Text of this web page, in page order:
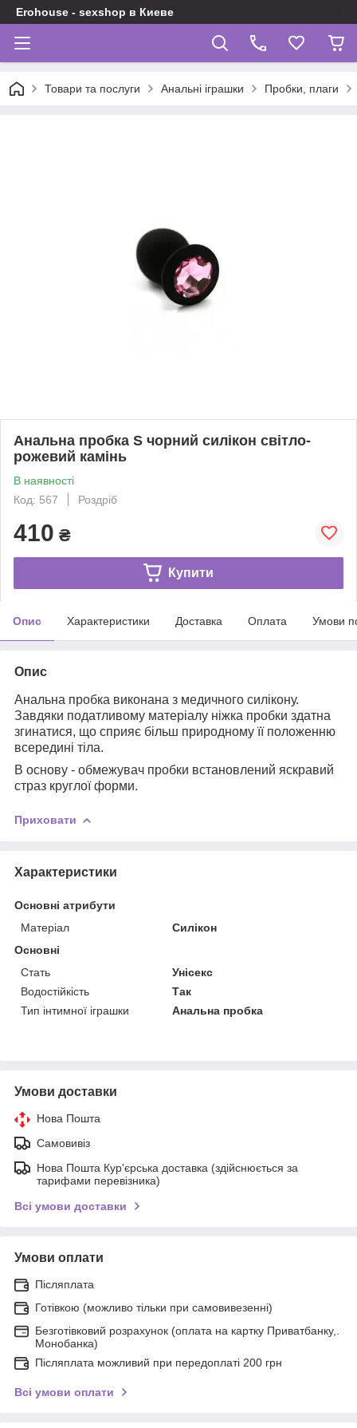
Erohouse - sexshop в Киеве
Товари та послуги Анальні іграшки Пробки, плаги
Анальна пробка S чорний силікон світло-
рожевий камінь
В наявності
Код: 567
Роздріб
410 ₴
Купити
Опис Характеристики Доставка Оплата Умови
Опис
Анальна пробка виконана з медичного силікону.
Завдяки податливому матеріалу ніжка пробки здатна
згинатися, що сприяє більш природному її положенню
всередині тіла.
В основу - обмежувач пробки встановлений яскравий
страз круглої форми.
Приховати
Характеристики
Основні атрибути
Матеріал
Силікон
Основні
Стать
Унісекс
Водостійкість
Так
Тип інтимної іграшки
Анальна пробка
Умови доставки
Нова Пошта
Самовивіз
Нова Пошта Кур'єрська доставка (здійснюється за
тарифами перевізника)
Всі умови доставки
Умови оплати
Післяплата
Готівкою (можливо тільки при самовивезенні)
Безготівковий розрахунок (оплата на картку Приватбанку,.
Монобанка)
Післяплата можливий при передоплаті 200 грн
Всі умови оплати